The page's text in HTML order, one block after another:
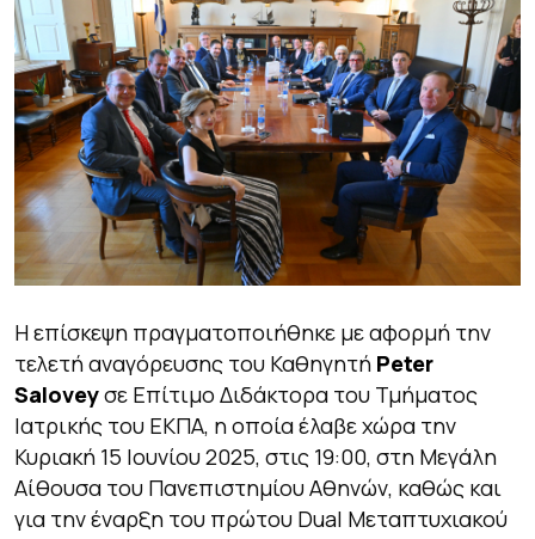
Η επίσκεψη πραγματοποιήθηκε με αφορμή την
τελετή αναγόρευσης του Καθηγητή Peter
Saloveyσε Επίτιμο Διδάκτορα του Τμήματος
Ιατρικής του ΕΚΠΑ, η οποία έλαβε χώρα την
Κυριακή 15 Ιουνίου 2025, στις 19:00, στη Μεγάλη
Αίθουσα του Πανεπιστημίου Αθηνών, καθώς και
για την έναρξη του πρώτου Dual Μεταπτυχιακού